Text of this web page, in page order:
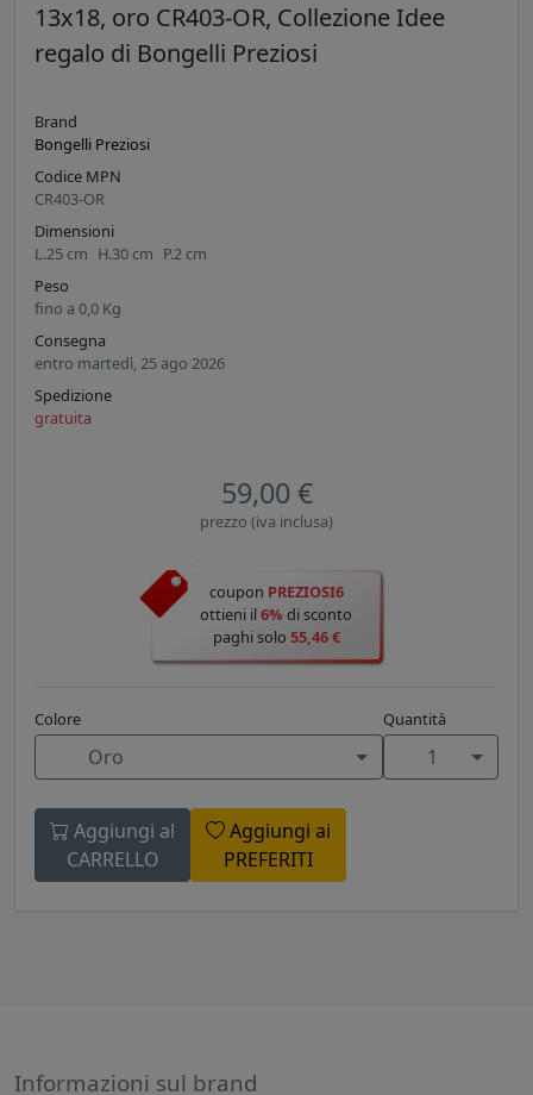
13x18, oro CR403-OR, Collezione Idee
regalo di Bongelli Preziosi
Brand
Bongelli Preziosi
Codice MPN
CR403-OR
Dimensioni
L.25 cm H.30 cm P.2 cm
Peso
fino a 0,0 Kg
Consegna
entro martedì, 25 ago 2026
Spedizione
gratuita
59,00 €
prezzo (iva inclusa)
coupon PREZIOSI6
ottieni il6% di sconto
paghi solo 55,46 €
Colore
Oro
Quantità
1
Aggiungi al
CARRELLO
Aggiungi ai
PREFERITI
Informazioni sul brand